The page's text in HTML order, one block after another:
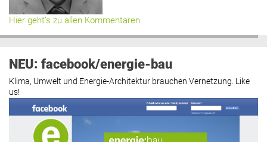
Hier geht’s zu allen Kommentaren
NEU: facebook/energie-bau
Klima, Umwelt und Energie-Architektur brauchen Vernetzung. Like
us!